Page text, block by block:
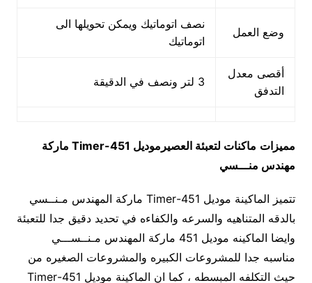
وضع العمل
نصف اتوماتيك ويمكن تحويلها الى
اتوماتيك
أقصى معدل
التدفق
3 لتر ونصف في الدقيقة
مميزات ماكنات لتعبئة العصير موديل 451-Timer
ماركة
مهندس منـــسي
تتميز الماكينة موديل 451-Timer ماركة المهندس مـنــسي
بالدقه المتناهيه والسرعه والكفاءه في تحديد دقيق جدا للتعبئة
وايضا الماكينه موديل 451 ماركة المهندس مـنــســـي
مناسبه جدا للمشروعات الكبيره والمشروعات الصغيره من
حيث التكلفه المبسطه ، كما ان الماكينة موديل 451-Timer